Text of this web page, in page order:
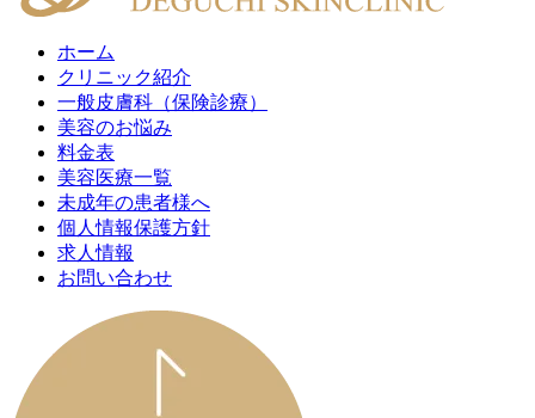
ホーム
クリニック紹介
一般皮膚科（保険診療）
美容のお悩み
料金表
美容医療一覧
未成年の患者様へ
個人情報保護方針
求人情報
お問い合わせ